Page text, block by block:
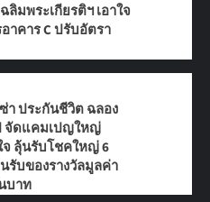
ลิมพระเกียรติฯ เอาใจ
าคาร C ปรับอัตรา
า ประกันชีวิต ฉลอง
จัดแคมเปญใหญ่
ลุ้นรับโชคใหญ่ 6
รับของรางวัลมูลค่า
บาท